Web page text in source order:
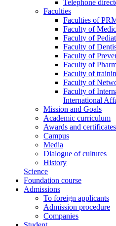
Telephone
Faculties
Faculties of
Faculty of
Faculty of
Faculty of
Faculty of
Faculty of
Faculty of
Faculty of
Faculty of
International
Mission and Goals
Academic curriculum
Awards and certificates
Campus
Media
Dialogue of cultures
History
Science
Foundation course
Admissions
To foreign applicants
Admission procedure
Companies